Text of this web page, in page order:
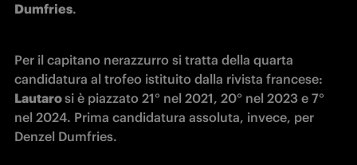
Dumfries.
Per il capitano nerazzurro si tratta della quarta
Lautaro si è piazzato 21° nel 2021, 20° nel 2023 e 7°
nel 2024. Prima candidatura assoluta, invece, per
Denzel Dumfries.